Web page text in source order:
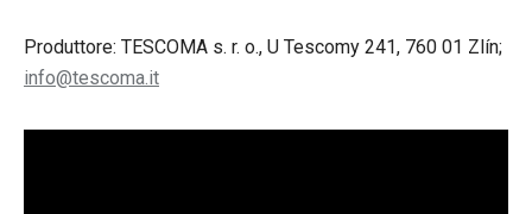
Produttore: TESCOMA s. r. o., U Tescomy 241, 760 01 Zlín;
info@tescoma.it